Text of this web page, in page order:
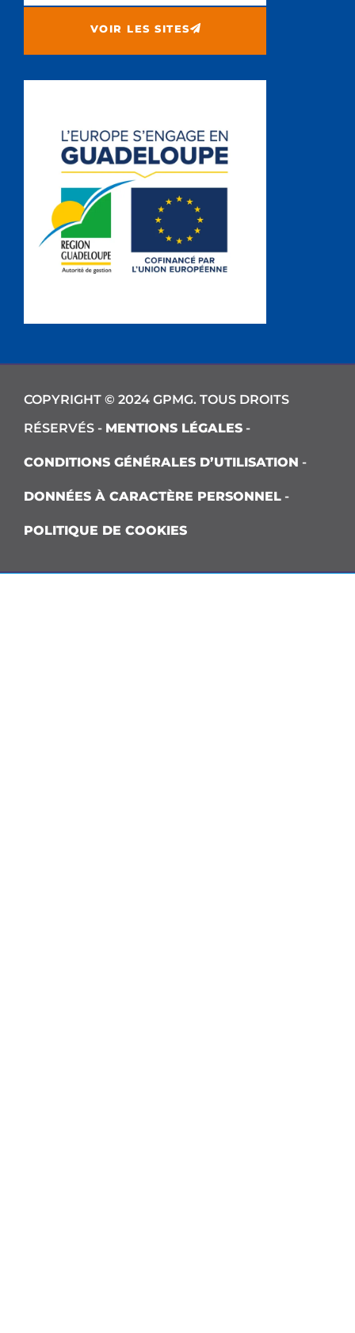
VOIR LES SITES
COPYRIGHT © 2024 GPMG. TOUS DROITS
RÉSERVÉS - MENTIONS LÉGALES -
CONDITIONS GÉNÉRALES D’UTILISATION -
DONNÉES À CARACTÈRE PERSONNEL -
POLITIQUE DE COOKIES